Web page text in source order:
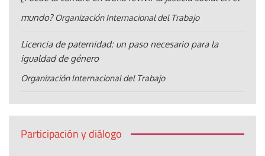
mundo? Organización Internacional del Trabajo
Licencia de paternidad: un paso necesario para la
igualdad de género
Organización Internacional del Trabajo
Participación y diálogo